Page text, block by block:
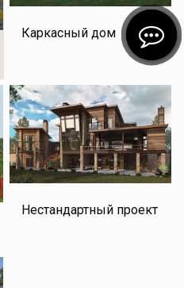
Каркасный дом
Нестандартный проект